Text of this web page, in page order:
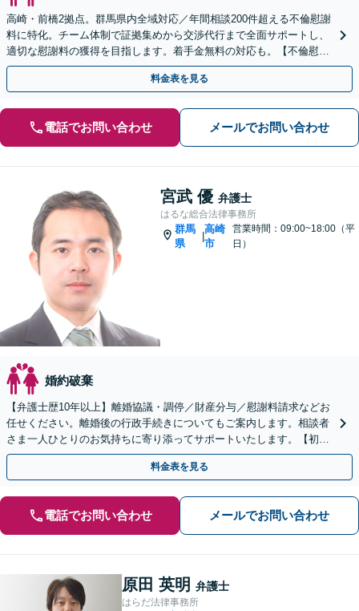
高崎・前橋2拠点。群馬県内全域対応／年間相談200件超える不倫慰謝
料に特化。チーム体制で証拠集めから交渉代行まで全面サポートし、
適切な慰謝料の獲得を目指します。着手金無料の対応も。【不倫慰謝
料の相談は何度でも無料・電話/WEB可】
料金表を見る
電話でお問い合わせ メールでお問い合わせ
宮武 優 弁護士
はるな総合法律事務所
群馬
県
|
高崎
市
営業時間：09:00~18:00（平
日）
婚約破棄
【弁護士歴10年以上】離婚協議・調停／財産分与／慰謝料請求などお
任せください。離婚後の行政手続きについてもご案内します。相談者
さま一人ひとりのお気持ちに寄り添ってサポートいたします。【初回
相談無料】【電話相談可】
料金表を見る
電話でお問い合わせ メールでお問い合わせ
原田 英明 弁護士
はらだ法律事務所